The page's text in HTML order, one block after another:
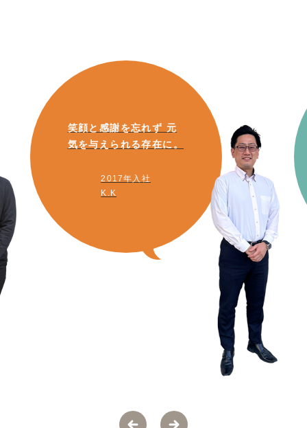
笑顔と感謝を忘れず 元
気を与えられる存在に。
2017年入社
K.K